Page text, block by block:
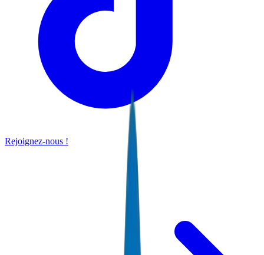
Rejoignez-nous !